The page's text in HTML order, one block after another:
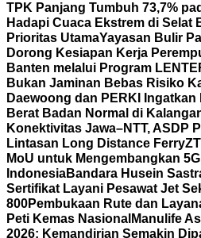
TPK Panjang Tumbuh 73,7%
Hadapi Cuaca Ekstrem di Selat
Prioritas UtamaYayasan Bulir
Dorong Kesiapan Kerja
Banten melalui Program
Bukan Jaminan Bebas Risiko
Daewoong dan PERKI
Berat Badan Normal di
Konektivitas Jawa–NTT, ASDP
Lintasan Long Distance Ferry
MoU untuk Mengembangkan
IndonesiaBandara Husein
Sertifikat Layani Pesawat Jet
800Pembukaan Rute dan
Peti Kemas Nasional Manulife
2026: Kemandirian Semakin